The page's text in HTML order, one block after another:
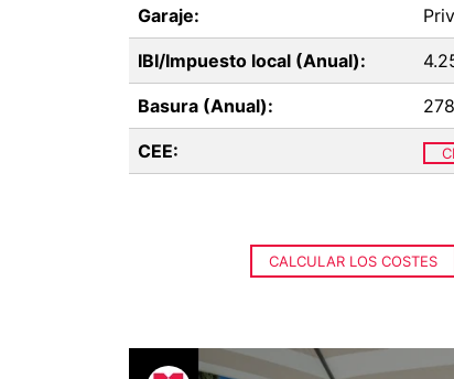
Garaje:
IBI/Impuesto local (Anual):
Basura (Anual):
CEE:
CALCULAR LOS COSTES